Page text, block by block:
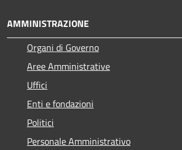
AMMINISTRAZIONE
Organi di Governo
Aree Amministrative
Uffici
Enti e fondazioni
Politici
Personale Amministrativo